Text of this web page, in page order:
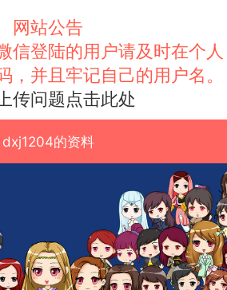
网站公告
信登陆的用户请及时在个人
，并且牢记自己的用户名。
传问题点击此处
dxj1204的资料